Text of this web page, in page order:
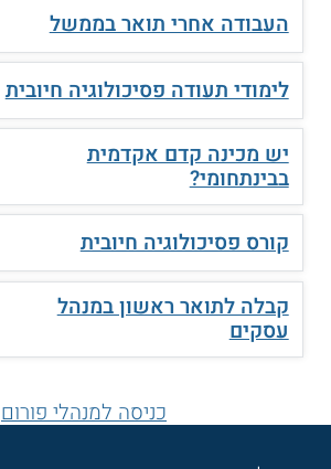
העבודה אחרי תואר בממשל
לימודי תעודה פסיכולוגיה חיובית
יש מכינה קדם אקדמית
בבינתחומי?
קורס פסיכולוגיה חיובית
קבלה לתואר ראשון במנהל
עסקים
כניסה למנהלי פורום